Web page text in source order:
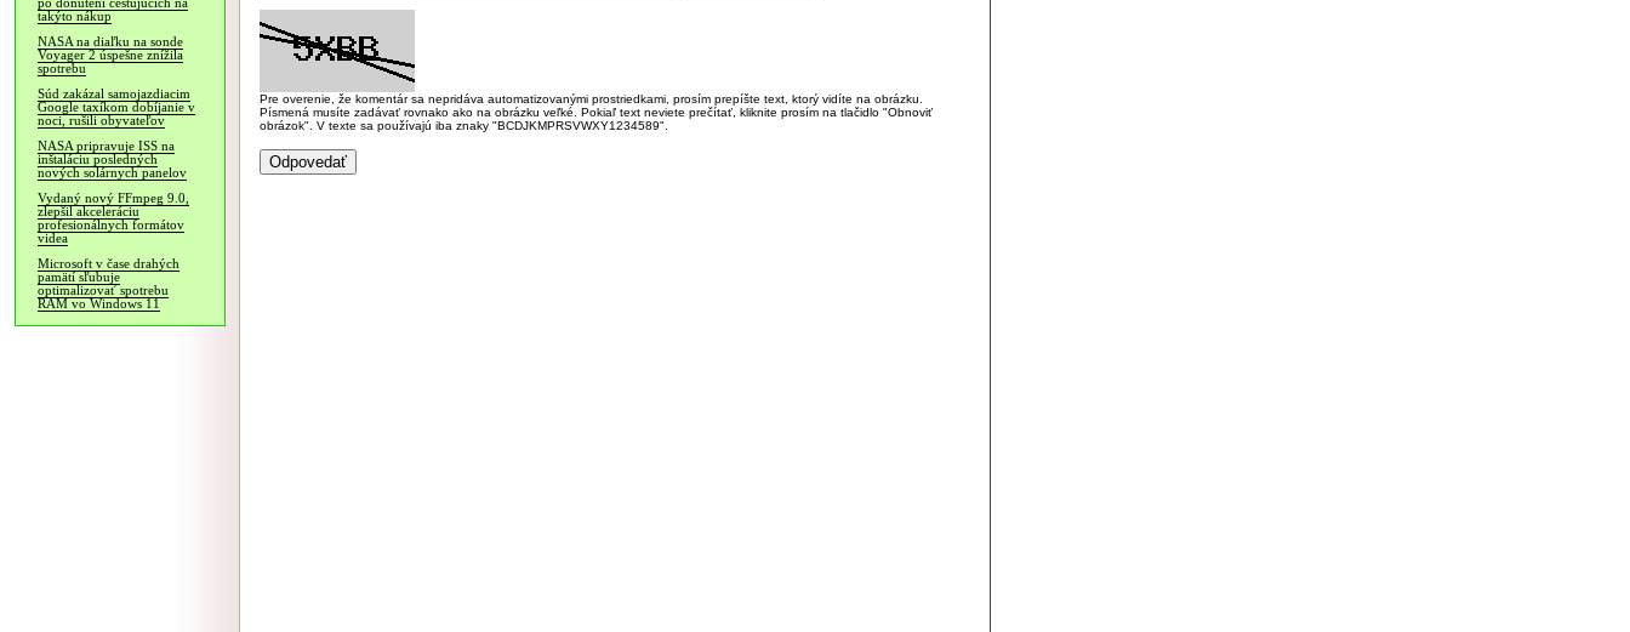
po donútení cestujúcich na
takýto nákup
NASA na diaľku na sonde
Voyager 2 úspešne znížila
spotrebu
Súd zakázal samojazdiacim
Google taxíkom dobíjanie v
noci, rušili obyvateľov
NASA pripravuje ISS na
inštaláciu posledných
nových solárnych panelov
Vydaný nový FFmpeg 9.0,
zlepšil akceleráciu
profesionálnych formátov
videa
Microsoft v čase drahých
pamätí sľubuje
optimalizovať spotrebu
RAM vo Windows 11
Pre overenie, že komentár sa nepridáva automatizovanými prostriedkami, prosím prepíšte text, ktorý vidíte na obrázku.
Písmená musíte zadávať rovnako ako na obrázku veľké. Pokiaľ text neviete prečítať, kliknite prosím na tlačidlo "Obnoviť
obrázok". V texte sa používajú iba znaky "BCDJKMPRSVWXY1234589".